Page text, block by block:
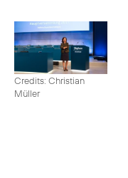
Credits: Christian
Müller